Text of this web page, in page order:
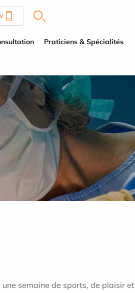
Praticiens & Spécialités
une semaine de sports, de plaisir et